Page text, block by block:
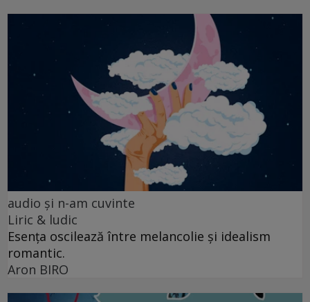
audio şi n-am cuvinte
Liric & ludic
Esența oscilează între melancolie și idealism
romantic.
Aron BIRO